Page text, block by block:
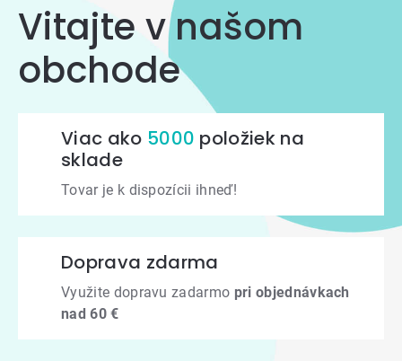
Vitajte v našom
obchode
Viac ako 5000 položiek na
sklade
Tovar je k dispozícii ihneď!
Doprava zdarma
Využite dopravu zadarmo pri objednávkach
nad 60 €